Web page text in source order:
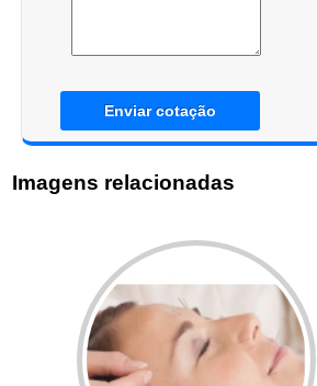
Enviar cotação
Imagens relacionadas